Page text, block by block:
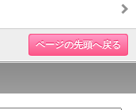
ページの先頭へ戻る